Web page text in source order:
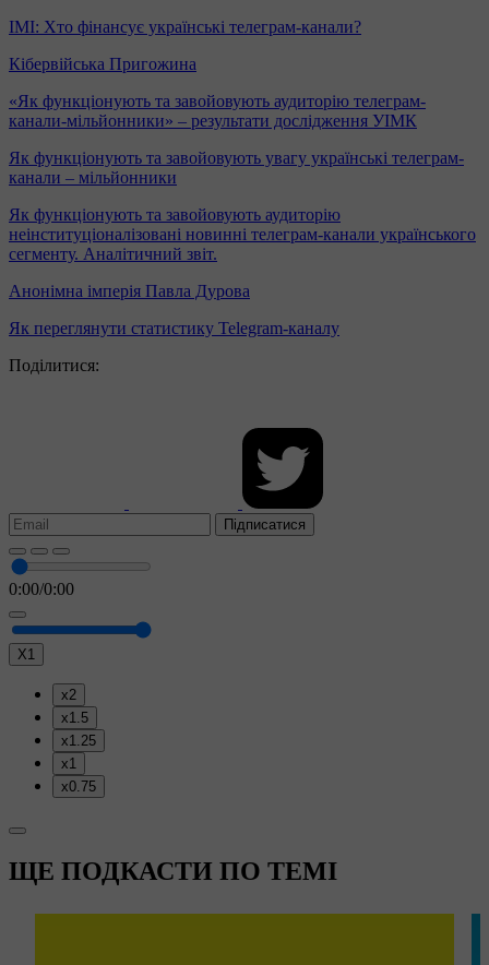
ІМІ: Хто фінансує українські телеграм-канали?
Кібервійська Пригожина
«Як функціонують та завойовують аудиторію телеграм-
канали-мільйонники» – результати дослідження УІМК
Як функціонують та завойовують увагу українські телеграм-
канали – мільйонники
Як функціонують та завойовують аудиторію
неінституціоналізовані новинні телеграм-канали українського
сегменту. Аналітичний звіт.
Анонімна імперія Павла Дурова
Як переглянути статистику Telegram-каналу
Поділитися:
Підписатися
0:00/0:00
X1
x2
x1.5
x1.25
x1
x0.75
ЩЕ ПОДКАСТИ ПО ТЕМІ